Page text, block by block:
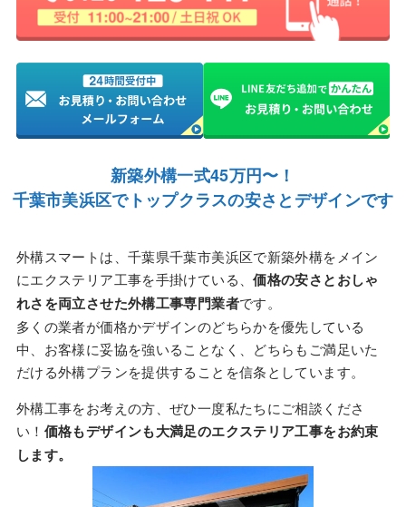
新築外構一式45万円〜！
千葉市美浜区でトップクラスの安さとデザインです
外構スマートは、千葉県千葉市美浜区で新築外構をメイン
にエクステリア工事を手掛けている、価格の安さとおしゃ
れさを両立させた外構工事専門業者です。
多くの業者が価格かデザインのどちらかを優先している
中、お客様に妥協を強いることなく、どちらもご満足いた
だける外構プランを提供することを信条としています。
外構工事をお考えの方、ぜひ一度私たちにご相談くださ
い！ 価格もデザインも大満足のエクステリア工事をお約束
します。